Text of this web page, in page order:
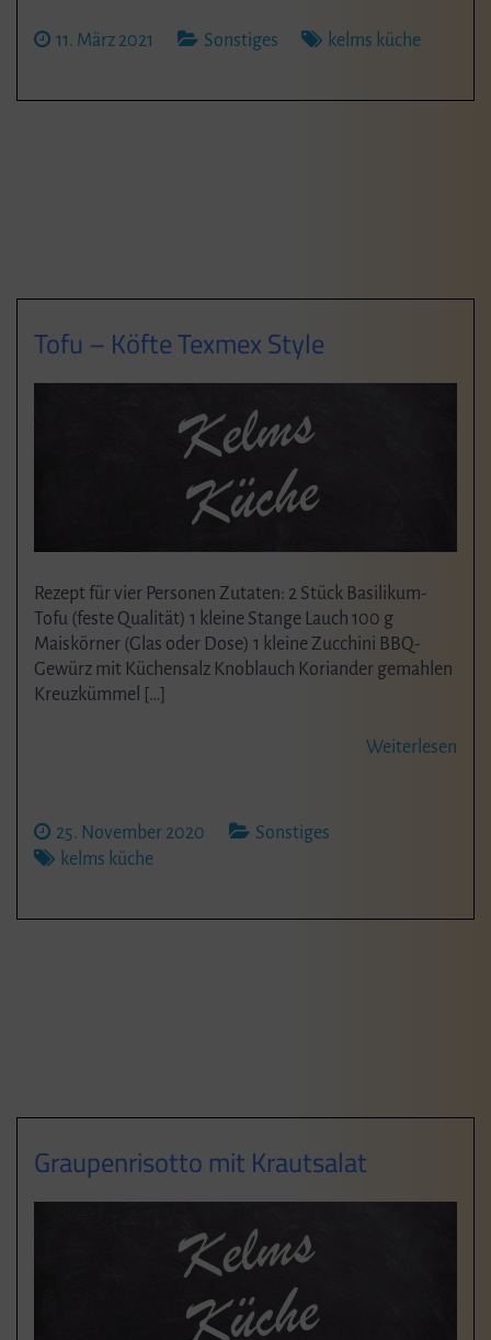
11. März 2021 Sonstiges kelms küche
Tofu – Köfte Texmex Style
Rezept für vier Personen Zutaten: 2 Stück Basilikum-
Tofu (feste Qualität) 1 kleine Stange Lauch 100 g
Maiskörner (Glas oder Dose) 1 kleine Zucchini BBQ-
Gewürz mit Küchensalz Knoblauch Koriander gemahlen
Kreuzkümmel […]
Weiterlesen
25. November 2020
Sonstiges
kelms küche
Graupenrisotto mit Krautsalat